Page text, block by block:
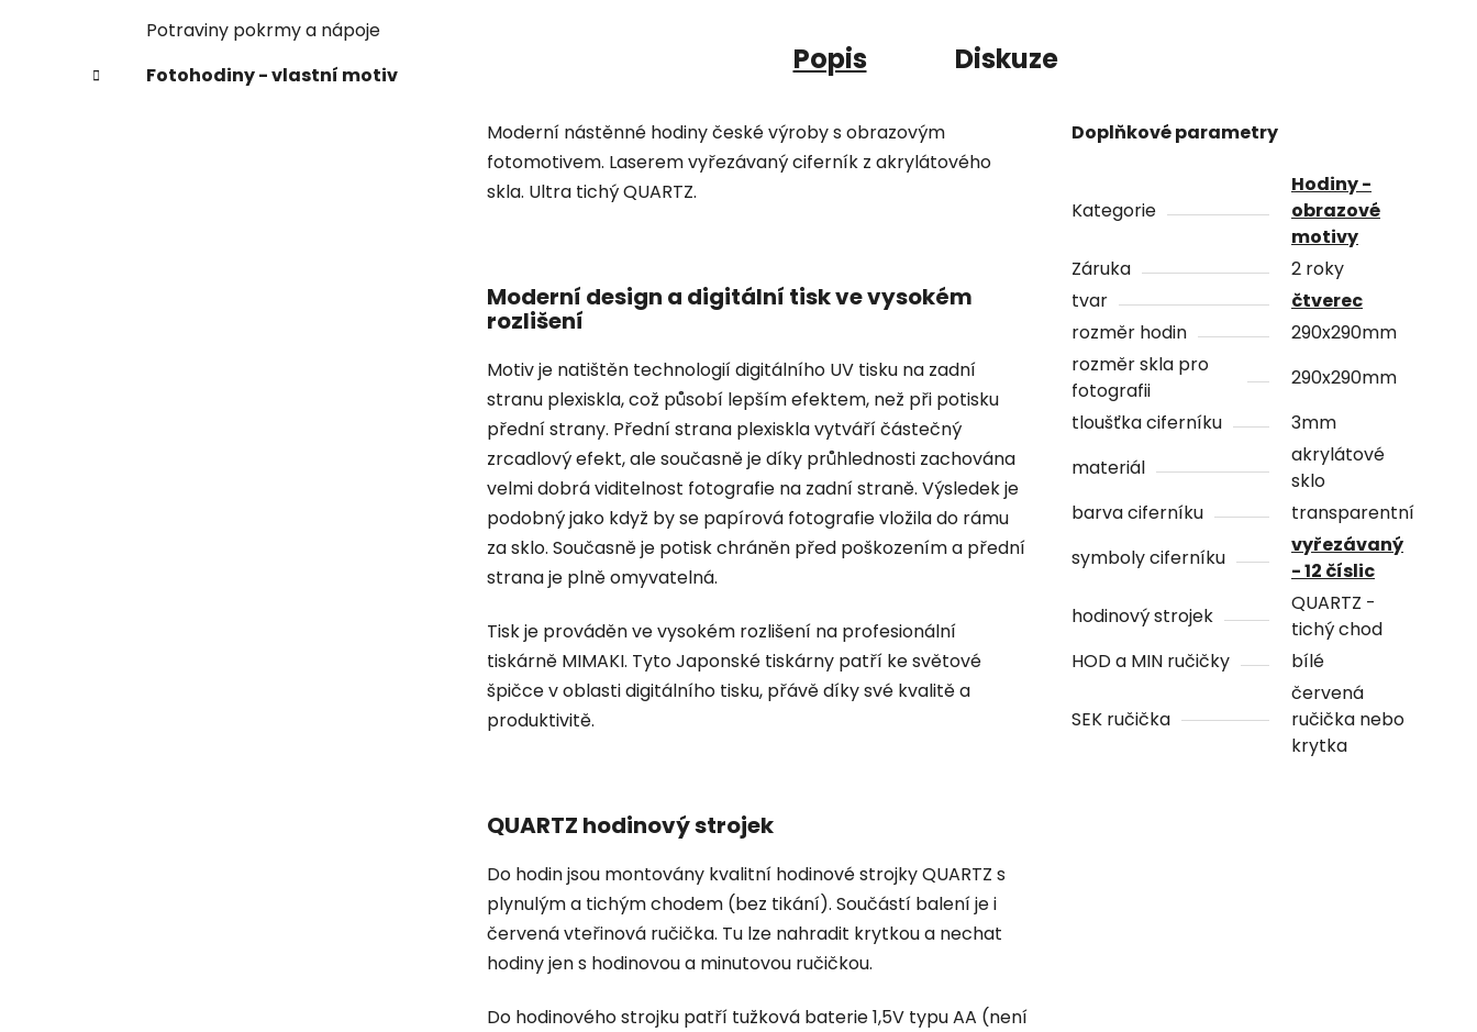
Potraviny pokrmy a nápoje
Fotohodiny - vlastní motiv
Popis Diskuze
Moderní nástěnné hodiny české výroby s obrazovým
fotomotivem. Laserem vyřezávaný ciferník z akrylátového
skla. Ultra tichý QUARTZ.
Moderní design a digitální tisk ve vysokém
rozlišení
Motiv je natištěn technologií digitálního UV tisku na zadní
stranu plexiskla, což působí lepším efektem, než při potisku
přední strany. Přední strana plexiskla vytváří částečný
zrcadlový efekt, ale současně je díky průhlednosti zachována
velmi dobrá viditelnost fotografie na zadní straně. Výsledek je
podobný jako když by se papírová fotografie vložila do rámu
za sklo. Současně je potisk chráněn před poškozením a přední
strana je plně omyvatelná.
Tisk je prováděn ve vysokém rozlišení na profesionální
tiskárně MIMAKI. Tyto Japonské tiskárny patří ke světové
špičce v oblasti digitálního tisku, přávě díky své kvalitě a
produktivitě.
QUARTZ hodinový strojek
Do hodin jsou montovány kvalitní hodinové strojky QUARTZ s
plynulým a tichým chodem (bez tikání). Součástí balení je i
červená vteřinová ručička. Tu lze nahradit krytkou a nechat
hodiny jen s hodinovou a minutovou ručičkou.
Do hodinového strojku patří tužková baterie 1,5V typu AA (není
Doplňkové parametry
Kategorie
Hodiny -
obrazové
motivy
Záruka
2 roky
tvar
čtverec
rozměr hodin
290x290mm
rozměr skla pro
fotografii
290x290mm
tloušťka ciferníku
3mm
materiál
akrylátové
sklo
barva ciferníku
transparentní
symboly ciferníku
vyřezávaný
- 12 číslic
hodinový strojek
QUARTZ -
tichý chod
HOD a MIN ručičky
bílé
SEK ručička
červená
ručička nebo
krytka